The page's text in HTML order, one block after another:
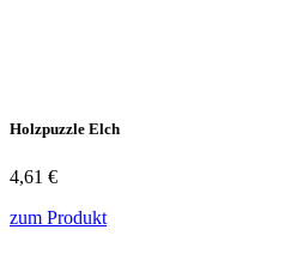
Holzpuzzle Elch
4,61 €
zum Produkt